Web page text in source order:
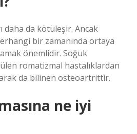
daha da kötüleşir. Ancak
bir zamanında ortaya
önemlidir. Soğuk
romatizmal hastalıklardan
da bilinen osteoartrittir.
ne iyi